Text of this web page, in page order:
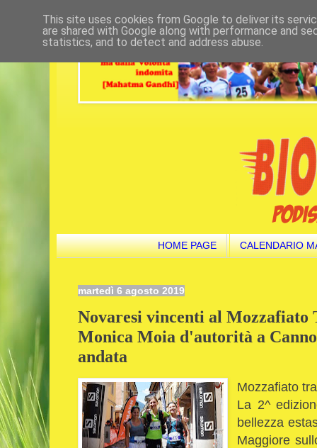
HOME PAGE CALENDARIO
martedì 6 agosto 2019
Novaresi vincenti al Mozzafiato
Monica Moia d'autorità a
andata
Mozzafiato
La 2^
bellezza
Maggiore
This site uses cookies from Google to deliver its
are shared with Google along with performance and
statistics, and to detect and address abuse.